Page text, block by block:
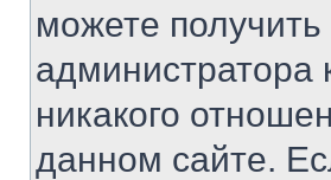
можете
администратора
никакого
данном сайте.